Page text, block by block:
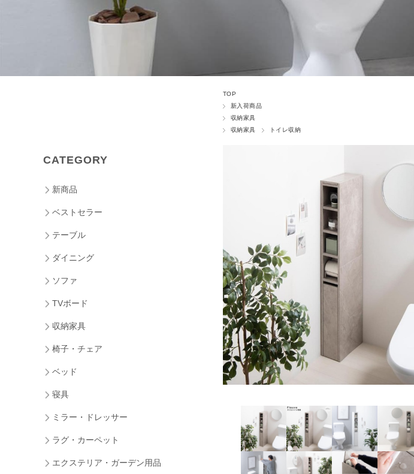
TOP
新入荷商品
収納家具
収納家具
トイレ収納
CATEGORY
新商品
ベストセラー
テーブル
ダイニング
ソファ
TVボード
収納家具
椅子・チェア
ベッド
寝具
ミラー・ドレッサー
ラグ・カーペット
エクステリア・ガーデン用品